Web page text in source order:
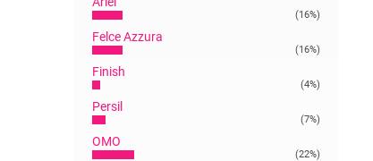
(16%)
Felce Azzura
(16%)
Finish
(4%)
Persil
(7%)
OMO
(22%)